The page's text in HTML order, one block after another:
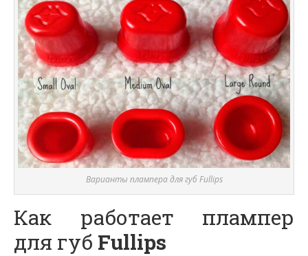
Варианты плампера для губ Fullips
Как работает плампер
для губ Fullips